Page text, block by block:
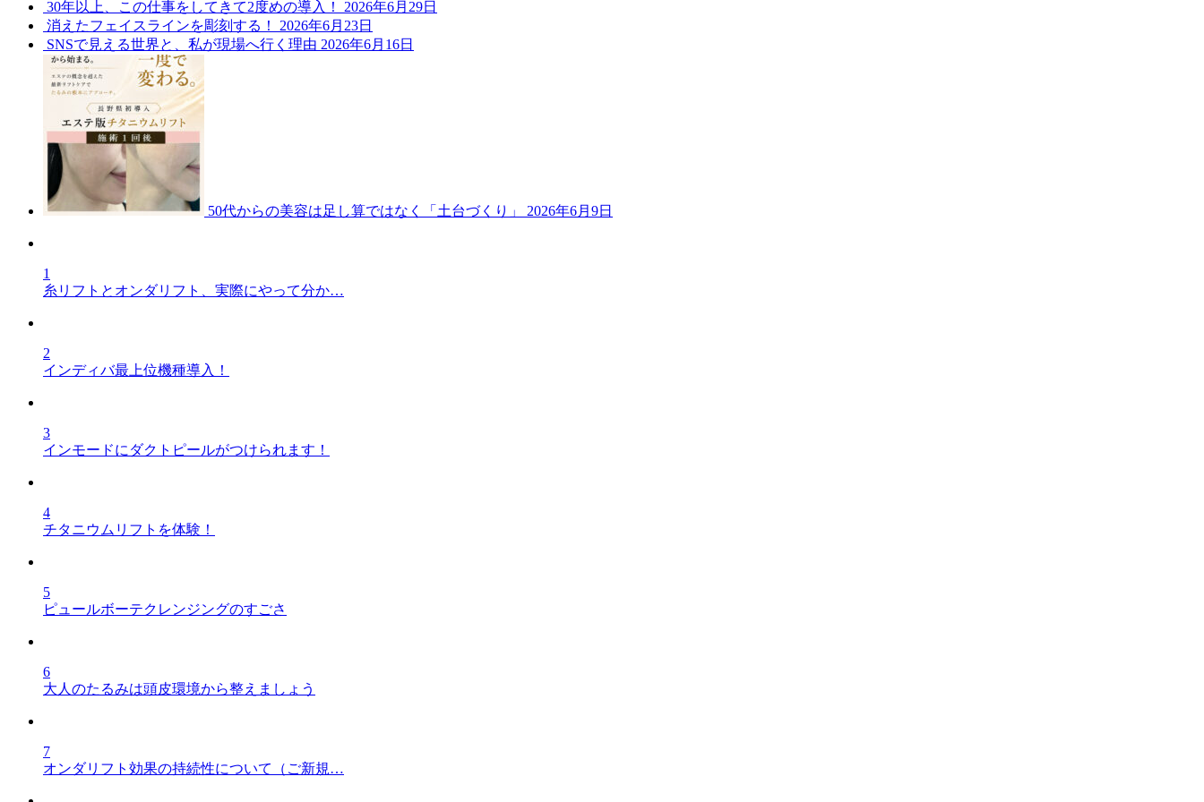
30年以上、この仕事をしてきて2度めの導入！
2026年6月29日
消えたフェイスラインを彫刻する！
2026年6月23日
SNSで見える世界と、私が現場へ行く理由 2026年6月16日
50代からの美容は足し算ではなく「土台づくり」 2026年6月9日
1
糸リフトとオンダリフト、実際にやって分か…
2
インディバ最上位機種導入！
3
インモードにダクトピールがつけられます！
4
チタニウムリフトを体験！
5
ピュールボーテクレンジングのすごさ
6
大人のたるみは頭皮環境から整えましょう
7
オンダリフト効果の持続性について（ご新規…